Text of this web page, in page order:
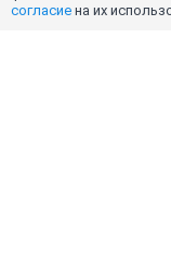
согласие на их